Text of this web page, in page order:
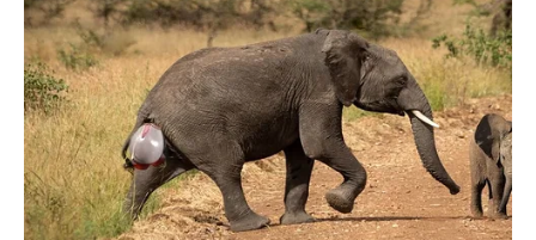
Za Strelca je petak dan optimizma i novih ideja. Osećate
potrebu da se pokrenete, planirate, sanjate. Moguće su
dobre vesti vezane za putovanje, posao ili buduće
planove. Energija vam je laka i podsticajna.
U ljubavi, Strelac danas želi slobodu, ali i iskrenost.
Slobodni Strelčevi mogu upoznati nekoga ko ih inspiriše,